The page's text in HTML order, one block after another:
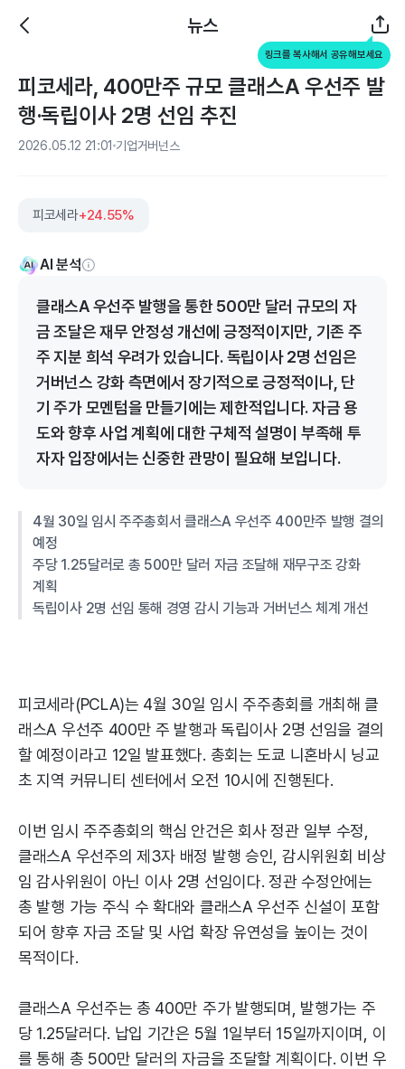
뉴스
링크를 복사해서 공유해보세요
피코세라, 400만주 규모 클래스A 우선주 발
행·독립이사 2명 선임 추진
2026.05.12 21:01 기업거버넌스
피코세라+24.55%
AI 분석
클래스A 우선주 발행을 통한 500만 달러 규모의 자
금 조달은 재무 안정성 개선에 긍정적이지만, 기존 주
주 지분 희석 우려가 있습니다. 독립이사 2명 선임은
거버넌스 강화 측면에서 장기적으로 긍정적이나, 단
기 주가 모멘텀을 만들기에는 제한적입니다. 자금 용
도와 향후 사업 계획에 대한 구체적 설명이 부족해 투
자자 입장에서는 신중한 관망이 필요해 보입니다.
4월 30일 임시 주주총회서 클래스A 우선주 400만주 발행 결의
예정
주당 1.25달러로 총 500만 달러 자금 조달해 재무구조 강화
계획
독립이사 2명 선임 통해 경영 감시 기능과 거버넌스 체계 개선
피코세라(PCLA)는 4월 30일 임시 주주총회를 개최해 클
래스A 우선주 400만 주 발행과 독립이사 2명 선임을 결의
할 예정이라고 12일 발표했다. 총회는 도쿄 니혼바시 닝교
초 지역 커뮤니티 센터에서 오전 10시에 진행된다.
이번 임시 주주총회의 핵심 안건은 회사 정관 일부 수정,
클래스A 우선주의 제3자 배정 발행 승인, 감시위원회 비상
임 감사위원이 아닌 이사 2명 선임이다. 정관 수정안에는
총 발행 가능 주식 수 확대와 클래스A 우선주 신설이 포함
되어 향후 자금 조달 및 사업 확장 유연성을 높이는 것이
목적이다.
클래스A 우선주는 총 400만 주가 발행되며, 발행가는 주
당 1.25달러다. 납입 기간은 5월 1일부터 15일까지이며, 이
를 통해 총 500만 달러의 자금을 조달할 계획이다. 이번 우